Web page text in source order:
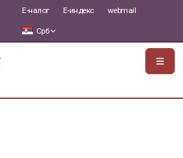
Е-налог Е-индекс webmail
Срб